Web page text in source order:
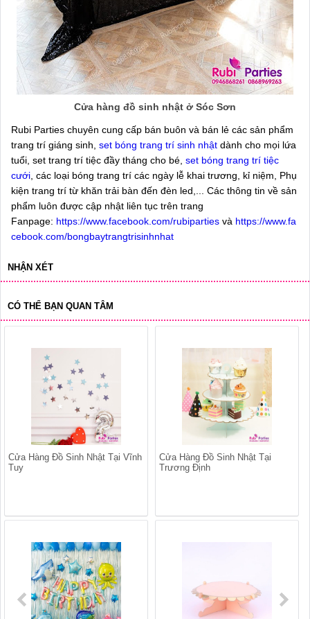
Cửa hàng đồ sinh nhật ở Sóc Sơn
Rubi Parties chuyên cung cấp bán buôn và bán lẻ các sản phẩm
trang trí giáng sinh, set bóng trang trí sinh nhật dành cho mọi lứa
tuổi, set trang trí tiệc đầy tháng cho bé, set bóng trang trí tiệc
cưới , các loại bóng trang trí các ngày lễ khai trương, kỉ niệm, Phụ
kiện trang trí từ khăn trải bàn đến đèn led,... Các thông tin về sản
phẩm luôn được cập nhật liên tục trên trang
Fanpage: https://www.facebook.com/rubiparties và https://www.fa
cebook.com/bongbaytrangtrisinhnhat
NHẬN XÉT
CÓ THỂ BẠN QUAN TÂM
Cửa Hàng Đồ Sinh Nhật Tại Vĩnh
Tuy
Cửa Hàng Đồ Sinh Nhật Tại
Trương Định